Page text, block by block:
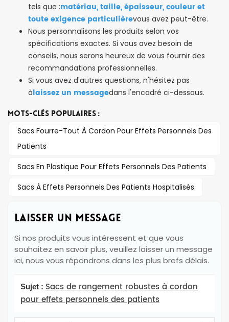
tels que :matériau, taille, épaisseur, couleur et
toute exigence particulièrevous avez peut-être.
Nous personnalisons les produits selon vos
spécifications exactes. Si vous avez besoin de
conseils, nous serons heureux de vous fournir des
recommandations professionnelles.
Si vous avez d'autres questions, n'hésitez pas
àlaissez un messagedans l'encadré ci-dessous.
MOTS-CLÉS POPULAIRES :
Sacs Fourre-Tout À Cordon Pour Effets Personnels Des
Patients
Sacs En Plastique Pour Effets Personnels Des Patients
Sacs À Effets Personnels Des Patients Hospitalisés
LAISSER UN MESSAGE
Si nos produits vous intéressent et que vous
souhaitez en savoir plus, veuillez laisser un message
ici, nous vous répondrons dans les plus brefs délais.
Sujet : Sacs de rangement robustes à cordon
pour effets personnels des patients